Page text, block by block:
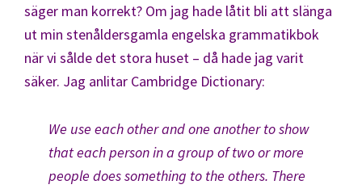
säger man korrekt? Om jag hade låtit bli att slänga
ut min stenåldersgamla engelska grammatikbok
när vi sålde det stora huset – då hade jag varit
säker. Jag anlitar Cambridge Dictionary:
We use each other and one another to show
that each person in a group of two or more
people does something to the others. There